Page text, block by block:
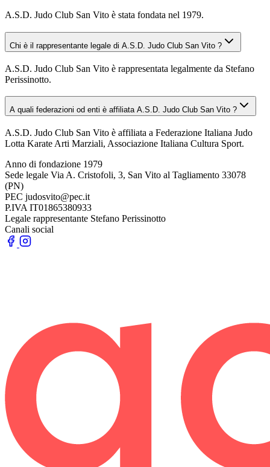
A.S.D. Judo Club San Vito è stata fondata nel 1979.
Chi è il rappresentante legale di A.S.D. Judo Club San Vito ?
A.S.D. Judo Club San Vito è rappresentata legalmente da Stefano
Perissinotto.
A quali federazioni od enti è affiliata A.S.D. Judo Club San Vito ?
A.S.D. Judo Club San Vito è affiliata a Federazione Italiana Judo
Lotta Karate Arti Marziali, Associazione Italiana Cultura Sport.
Anno di fondazione 1979
Sede legale Via A. Cristofoli, 3, San Vito al Tagliamento 33078
(PN)
PEC judosvito@pec.it
P.IVA IT01865380933
Legale rappresentante Stefano Perissinotto
Canali social